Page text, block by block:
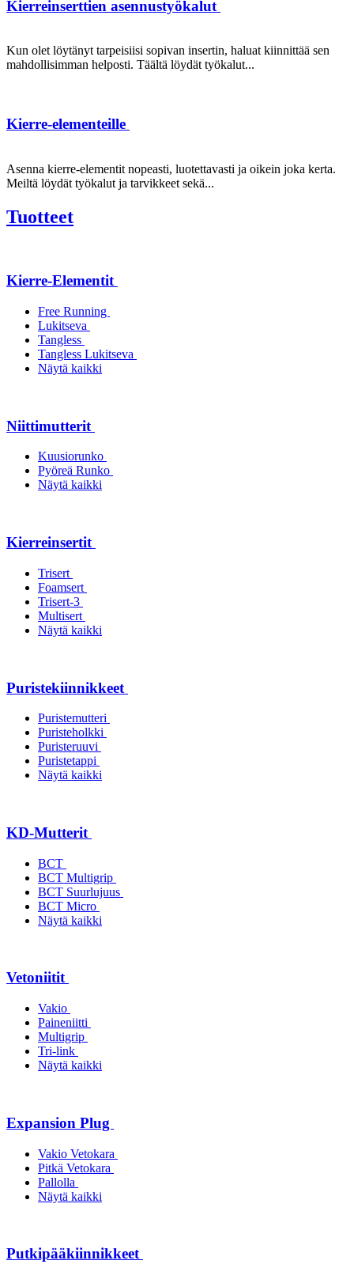
Kierreinserttien asennustyökalut
Kun olet löytänyt tarpeisiisi sopivan insertin, haluat kiinnittää sen
mahdollisimman helposti. Täältä löydät työkalut...
Kierre-elementeille
Asenna kierre-elementit nopeasti, luotettavasti ja oikein joka kerta.
Meiltä löydät työkalut ja tarvikkeet sekä...
Tuotteet
Kierre-Elementit
Free Running
Lukitseva
Tangless
Tangless Lukitseva
Näytä kaikki
Niittimutterit
Kuusiorunko
Pyöreä Runko
Näytä kaikki
Kierreinsertit
Trisert
Foamsert
Trisert-3
Multisert
Näytä kaikki
Puristekiinnikkeet
Puristemutteri
Puristeholkki
Puristeruuvi
Puristetappi
Näytä kaikki
KD-Mutterit
BCT
BCT Multigrip
BCT Suurlujuus
BCT Micro
Näytä kaikki
Vetoniitit
Vakio
Paineniitti
Multigrip
Tri-link
Näytä kaikki
Expansion Plug
Vakio Vetokara
Pitkä Vetokara
Pallolla
Näytä kaikki
Putkipääkiinnikkeet